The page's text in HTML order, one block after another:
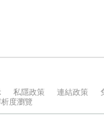
私隱政策 連結政策
度瀏覽